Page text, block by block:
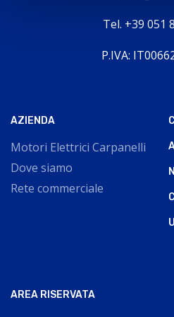
Tel. +39 051
P.IVA:
AZIENDA
Motori Elettrici Carpanelli
Dove siamo
Rete commerciale
AREA RISERVATA